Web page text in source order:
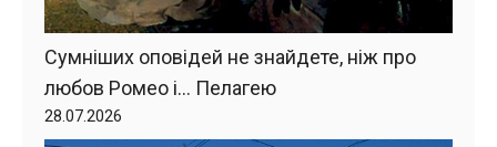
Сумніших оповідей не знайдете, ніж про
любов Ромео і… Пелагею
28.07.2026